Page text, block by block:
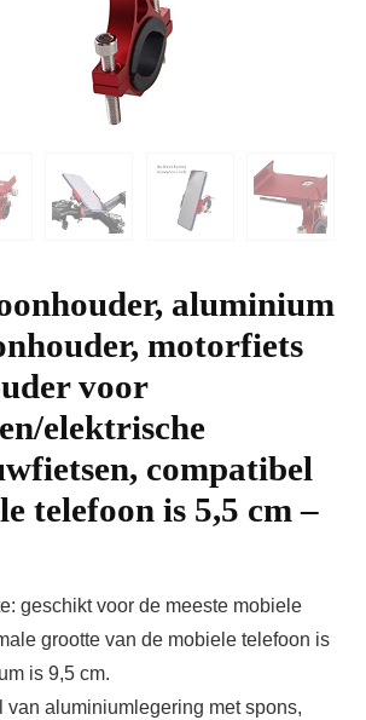
aluminium
motorfiets
voor
elektrische
compatibel
telefoon is 5,5 cm –
geschikt voor de meeste mobiele
grootte van de mobiele telefoon is
is 9,5 cm.
van aluminiumlegering met spons,